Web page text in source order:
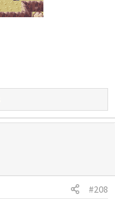
#208